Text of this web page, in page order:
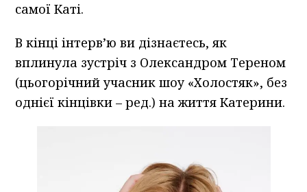
самої Каті.
В кінці інтерв’ю ви дізнаєтесь, як
вплинула зустріч з Олександром Тереном
(цьогорічний учасник шоу «Холостяк», без
однієї кінцівки – ред.) на життя Катерини.